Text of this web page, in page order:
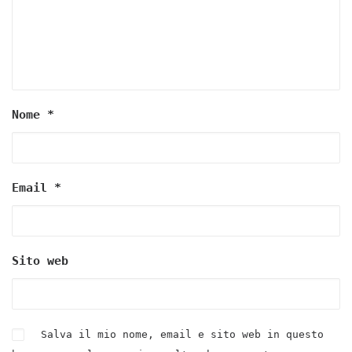
Nome *
Email *
Sito web
Salva il mio nome, email e sito web in questo